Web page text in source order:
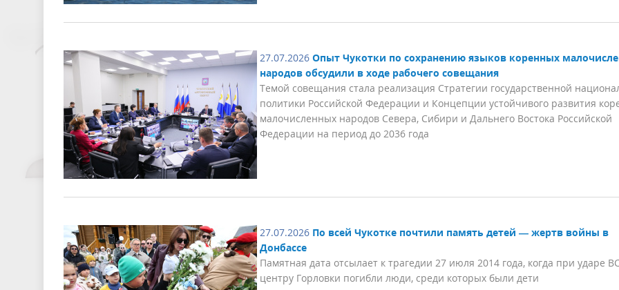
27.07.2026 Опыт Чукотки по сохранению языков коренных
народов обсудили в ходе рабочего совещания
Темой совещания стала реализация Стратегии государственной
политики Российской Федерации и Концепции устойчивого развития
малочисленных народов Севера, Сибири и Дальнего Востока Российской
Федерации на период до 2036 года
27.07.2026 По всей Чукотке почтили память детей — жертв войны в
Донбассе
Памятная дата отсылает к трагедии 27 июля 2014 года, когда при ударе
центру Горловки погибли люди, среди которых были дети